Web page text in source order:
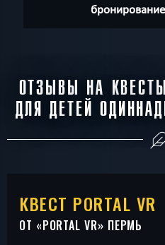
ОТЗЫВЫ НА КВЕСТЫ
ДЛЯ ДЕТЕЙ
КВЕСТ PORTAL VR
ОТ «PORTAL VR» ПЕРМЬ